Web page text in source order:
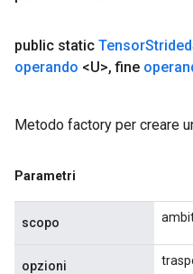
public static TensorStrided
operando <U>, fine
Metodo factory per creare
Parametri
scopo
opzioni